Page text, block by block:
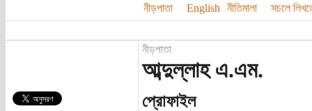
নীড়পাতা
English নীতিমালা সচলে
নীড়পাতা
আব্দুল্লাহ এ.এম.
প্রোফাইল